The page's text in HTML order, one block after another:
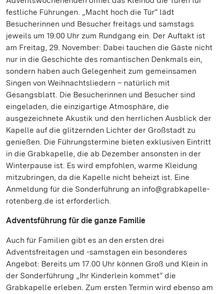
festliche Führungen. „Macht hoch die Tür“ lädt
Besucherinnen und Besucher freitags und samstags
jeweils um 19.00 Uhr zum Rundgang ein. Der Auftakt ist
am Freitag, 29. November: Dabei tauchen die Gäste nicht
nur in die Geschichte des romantischen Denkmals ein,
sondern haben auch Gelegenheit zum gemeinsamen
Singen von Weihnachtsliedern – natürlich mit
Gesangsblatt. Die Besucherinnen und Besucher sind
eingeladen, die einzigartige Atmosphäre, die
ausgezeichnete Akustik und den herrlichen Ausblick der
Kapelle auf die glitzernden Lichter der Großstadt zu
genießen. Die Führungstermine bieten exklusiven Eintritt
in die Grabkapelle, die ab Dezember ansonsten in der
Winterpause ist. Es wird empfohlen, warme Kleidung
mitzubringen, da die Kapelle nicht beheizt ist. Eine
Anmeldung für die Sonderführung an info@grabkapelle-
rotenberg.de ist erforderlich.
Adventsführung für die ganze Familie
Auch für Familien gibt es an den ersten drei
Adventsfreitagen und -samstagen ein besonderes
Angebot: Bereits um 17.00 Uhr können Groß und Klein in
der Sonderführung „Ihr Kinderlein kommet“ die
Grabkapelle erleben. Zum ersten Termin wird ebenso am